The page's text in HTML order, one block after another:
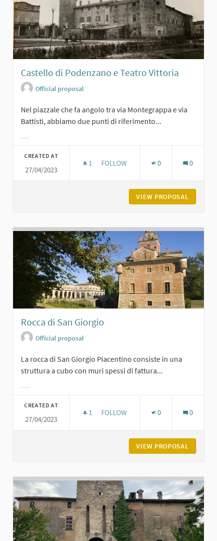
Castello di Podenzano e Teatro Vittoria
Official proposal
Nel piazzale che fa angolo tra via Montegrappa e via
Battisti, abbiamo due punti di riferimento...
CREATED AT
27/04/2023
1 1 FOLLOWER
FOLLOW 0 0
VIEW PROPOSAL
Rocca di San Giorgio
Official proposal
La rocca di San Giorgio Piacentino consiste in una
struttura a cubo con muri spessi di fattura...
CREATED AT
27/04/2023
1 1 FOLLOWER
FOLLOW 0 0
VIEW PROPOSAL